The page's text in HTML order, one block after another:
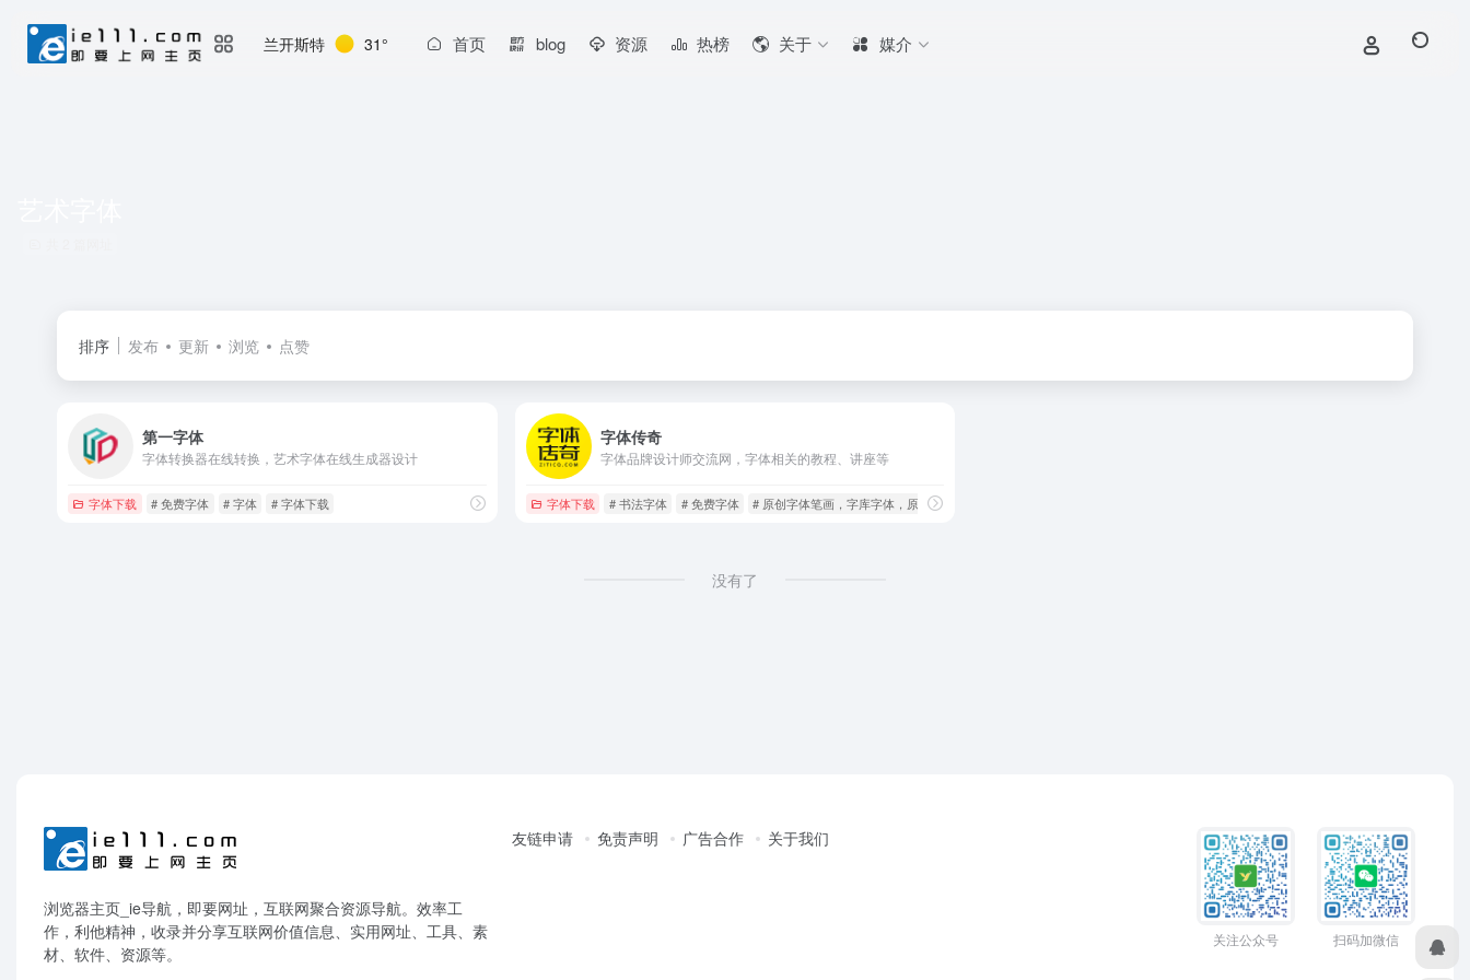
兰开斯特 31° 首页 blog 资源 热榜 关于 媒介
排序 发布 更新 浏览 点赞
第一字体
字体转换器在线转换，艺术字体在线生成器设计
字体下载 # 免费字体 # 字体 # 字体下载
字体传奇
字体品牌设计师交流网，字体相关的教程、讲座等
字体下载 # 书法字体 # 免费字体 # 原创字体笔画，字库字体，原创字体
没有了
浏览器主页_ie导航，即要网址，互联网聚合资源导航。效率工
作，利他精神，收录并分享互联网价值信息、实用网址、工具、素
材、软件、资源等。
友链申请 免责声明 广告合作 关于我们
关注公众号 扫码加微信